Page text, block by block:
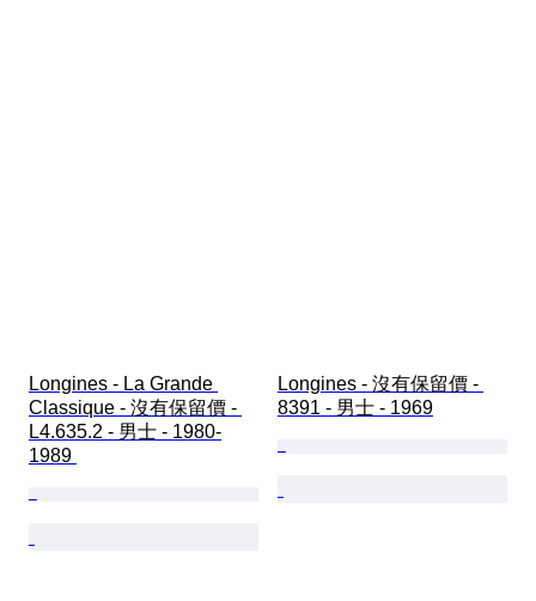
Longines - La Grande
Classique - 沒有保留價 -
L4.635.2 - 男士 - 1980-
1989
Longines - 沒有保留價 -
8391 - 男士 - 1969